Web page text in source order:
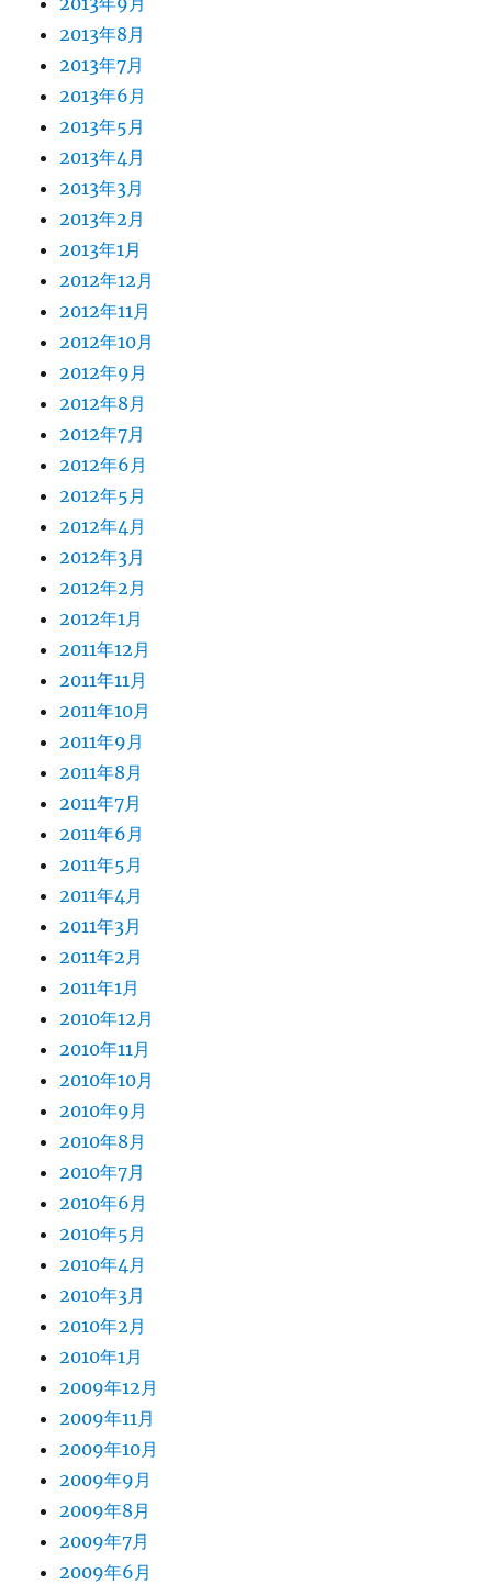
2013年8月
2013年7月
2013年6月
2013年5月
2013年4月
2013年3月
2013年2月
2013年1月
2012年12月
2012年11月
2012年10月
2012年9月
2012年8月
2012年7月
2012年6月
2012年5月
2012年4月
2012年3月
2012年2月
2012年1月
2011年12月
2011年11月
2011年10月
2011年9月
2011年8月
2011年7月
2011年6月
2011年5月
2011年4月
2011年3月
2011年2月
2011年1月
2010年12月
2010年11月
2010年10月
2010年9月
2010年8月
2010年7月
2010年6月
2010年5月
2010年4月
2010年3月
2010年2月
2010年1月
2009年12月
2009年11月
2009年10月
2009年9月
2009年8月
2009年7月
2009年6月